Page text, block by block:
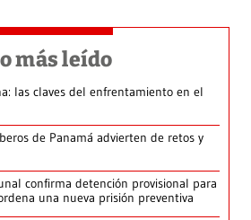
más leído
las claves del enfrentamiento en el
de Panamá advierten de retos y
confirma detención provisional para
una nueva prisión preventiva